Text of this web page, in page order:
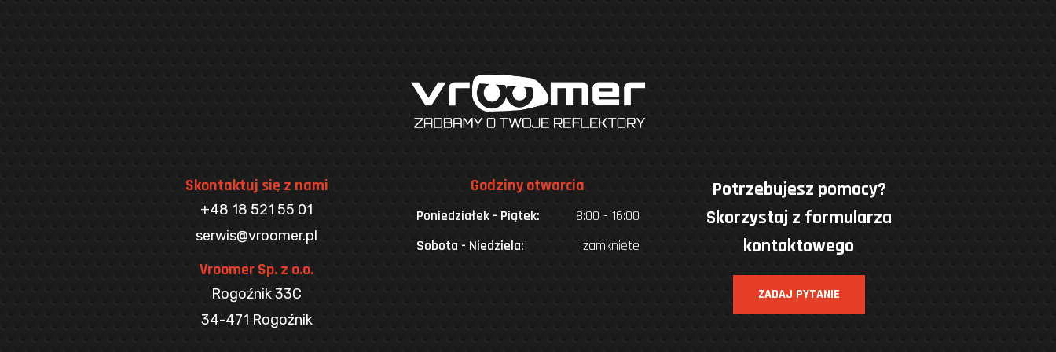
Skontaktuj się z nami
+48 18 521 55 01
serwis@vroomer.pl
Vroomer Sp. z o.o.
Rogoźnik 33C
34-471 Rogoźnik
Godziny otwarcia
Poniedziałek - Piątek:
8:00 - 16:00
Sobota - Niedziela:
zamknięte
Potrzebujesz pomocy?
Skorzystaj z formularza
kontaktowego
ZADAJ PYTANIE